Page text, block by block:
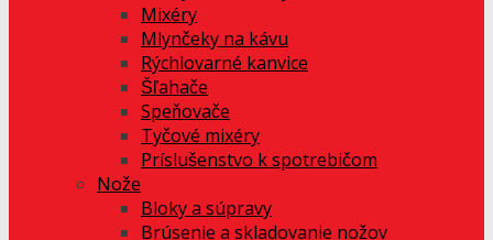
Mixéry
Mlynčeky na kávu
Rýchlovarné kanvice
Šľahače
Speňovače
Tyčové mixéry
Príslušenstvo k spotrebičom
Nože
Bloky a súpravy
Brúsenie a skladovanie nožov